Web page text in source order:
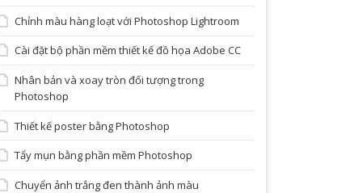
Chỉnh màu hàng loạt với Photoshop Lightroom
Cài đặt bộ phần mềm thiết kế đồ họa Adobe CC
Nhân bản và xoay tròn đối tượng trong
Photoshop
Thiết kế poster bằng Photoshop
Tẩy mụn bằng phần mềm Photoshop
Chuyển ảnh trắng đen thành ảnh màu